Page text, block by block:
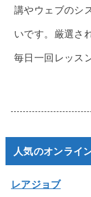
講やウェブのシ
いです。厳選さ
毎日一回レッス
人気のオンライ
レアジョブ